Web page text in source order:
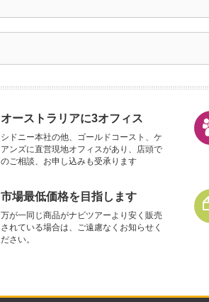
オーストラリアに3オフィス
シドニー本社の他、ゴールドコースト、ケ
アンズに直営現地オフィスがあり、店頭で
のご相談、お申し込みも受承ります
市場最低価格を目指します
万が一同じ商品がナビツアーより安く販売
されている場合は、ご遠慮なくお知らせく
ださい。